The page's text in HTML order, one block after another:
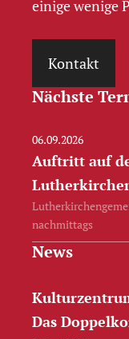
einige wenige
Kontakt
Nächste
06.09.2026
Auftritt auf
nachmittags
News
Das